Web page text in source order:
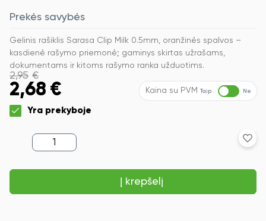
Prekės savybės
Gelinis rašiklis Sarasa Clip Milk 0.5mm, oranžinės spalvos –
kasdienė rašymo priemonė; gaminys skirtas užrašams,
dokumentams ir kitoms rašymo ranka užduotims.
2,95 €
2,68 € Kaina su PVM Taip Ne
Yra prekyboje
produkto
kiekis:
rašiklis
Clip
Į krepšelį